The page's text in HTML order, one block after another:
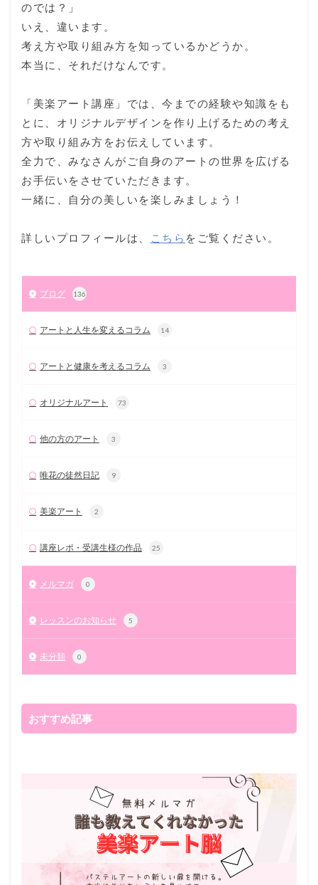
のでは？」
いえ、違います。
考え方や取り組み方を知っているかどうか。
本当に、それだけなんです。
「美楽アート講座」では、今までの経験や知識をも
とに、オリジナルデザインを作り上げるための考え
方や取り組み方をお伝えしています。
全力で、みなさんがご自身のアートの世界を広げる
お手伝いをさせていただきます。
一緒に、自分の美しいを楽しみましょう！
詳しいプロフィールは、 こちら をご覧ください。
ブログ 136
アートと人生を変えるコラム 14
アートと健康を考えるコラム 3
オリジナルアート 73
他の方のアート 3
唯花の徒然日記 9
美楽アート 2
講座レポ・受講生様の作品 25
メルマガ 0
レッスンのお知らせ 5
未分類 0
おすすめ記事